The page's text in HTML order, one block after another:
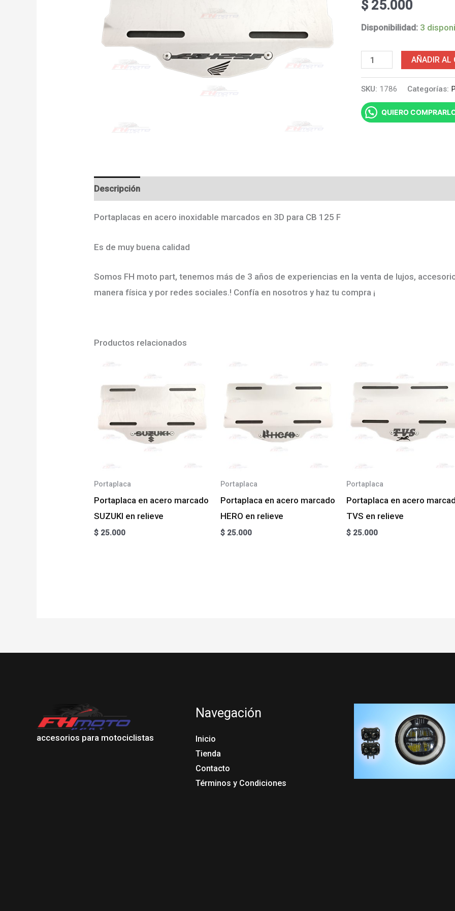
$25.000
Disponibilidad: 3
Portaplaca
acero
marcado
CB
cantidad
AÑADIR AL
SKU: 1786 Categorías:
QUIERO
Descripción
Portaplacas en acero inoxidable marcados en 3D para CB 125 F
Es de muy buena calidad
Somos FH moto part, tenemos más de 3 años de experiencias en la venta de lujos,
manera física y por redes sociales.! Confía en nosotros y haz tu compra ¡
Productos relacionados
Portaplaca
Portaplaca en acero marcado
SUZUKI en relieve
$ 25.000
Portaplaca
Portaplaca en acero marcado
HERO en relieve
$25.000
Portaplaca
Portaplaca en acero
TVS en relieve
$ 25.000
accesorios para motociclistas
Navegación
Inicio
Tienda
Contacto
Términos y Condiciones